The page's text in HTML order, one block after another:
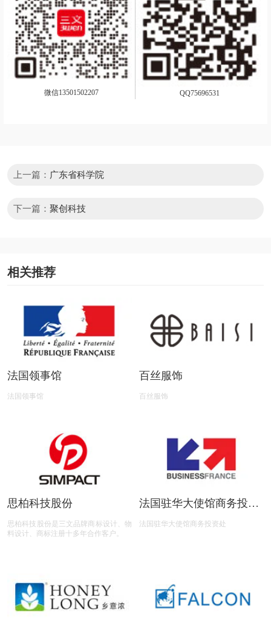
微信13501502207 QQ75696531
上一篇： 广东省科学院
下一篇： 聚创科技
相关推荐
法国领事馆
法国领事馆
百丝服饰
百丝服饰
思柏科技股份
思柏科技股份是三文品牌商标设计、物
料设计、商标注册十多年合作客户。
法国驻华大使馆商务投资
法国驻华大使馆商务投资处